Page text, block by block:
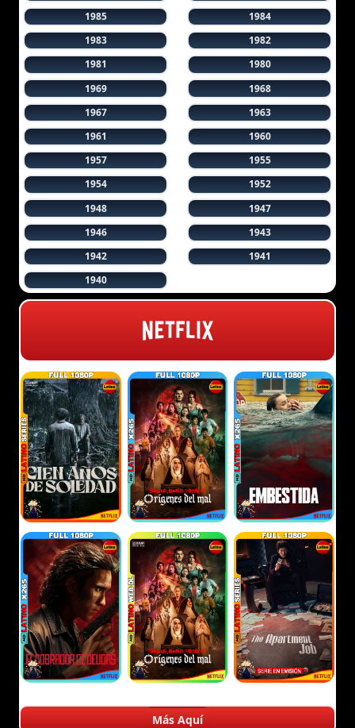
1985
1984
1983
1982
1981
1980
1969
1968
1967
1963
1961
1960
1957
1955
1954
1952
1948
1947
1946
1943
1942
1941
1940
Más Aquí